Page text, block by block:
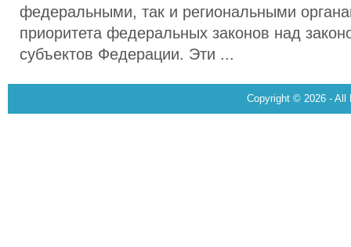
федеральными, так и региональными
приоритета федеральных законов над
субъектов Федерации. Эти ...
Copyright © 2026 - All